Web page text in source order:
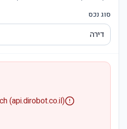
סוג נכס
(api.dirobot.co.il)